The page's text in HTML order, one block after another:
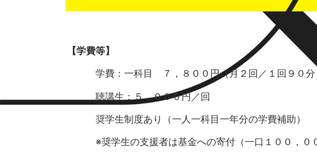
【学費等】
学費：一科目 ７，８００円（月２回／１回９０分
聴講生：５，０００円／回
奨学生制度あり（一人一科目一年分の学費補助）
※奨学生の支援者は基金への寄付（一口１００，００